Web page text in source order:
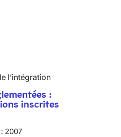
l’intégration
:
inscrites
2007